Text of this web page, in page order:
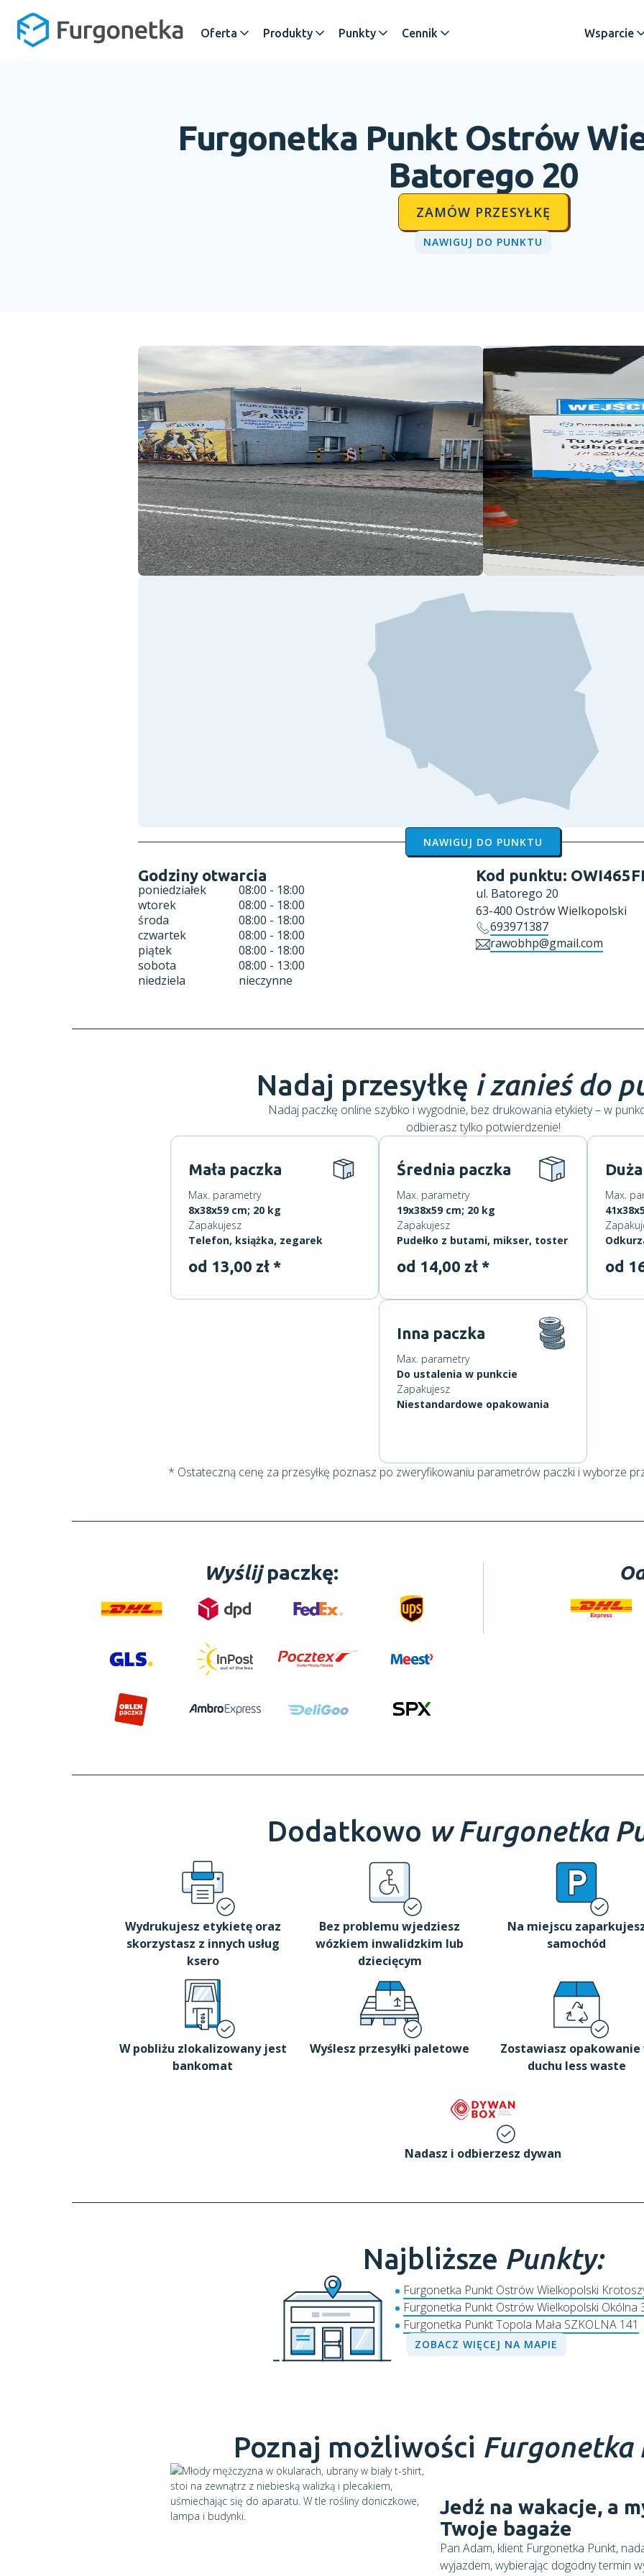
Oferta Produkty Punkty Cennik Wsparcie
Furgonetka Punkt Ostrów
Batorego 20
ZAMÓW PRZESYŁKĘ
NAWIGUJ DO PUNKTU
NAWIGUJ DO PUNKTU
Godziny otwarcia
poniedziałek
08:00 - 18:00
wtorek
08:00 - 18:00
środa
08:00 - 18:00
czwartek
08:00 - 18:00
piątek
08:00 - 18:00
sobota
08:00 - 13:00
niedziela
nieczynne
Kod punktu:
ul. Batorego 20
63-400 Ostrów Wielkopolski
693971387
rawobhp@gmail.com
Nadaj przesyłkę i zanieś do
Nadaj paczkę online szybko i wygodnie, bez drukowania etykiety – w
odbierasz tylko potwierdzenie!
Mała paczka
Max. parametry
8x38x59 cm; 20 kg
Zapakujesz
Telefon, książka, zegarek
od 13,00 zł *
Średnia paczka
Max. parametry
19x38x59 cm; 20 kg
Zapakujesz
Pudełko z butami, mikser, toster
od 14,00 zł *
Max.
od
Inna paczka
Max. parametry
Do ustalenia w punkcie
Zapakujesz
Niestandardowe opakowania
* Ostateczną cenę za przesyłkę poznasz po zweryfikowaniu parametrów paczki i wyborze
Wyślijpaczkę:
Dodatkowo w Furgonetka
Wydrukujesz etykietę oraz
skorzystasz z innych usług
ksero
Bez problemu wjedziesz
wózkiem inwalidzkim lub
dziecięcym
Na miejscu
samochód
W pobliżu zlokalizowany jest
bankomat
Wyślesz przesyłki paletowe
Zostawiasz opakowanie
duchu less waste
Nadasz i odbierzesz dywan
Najbliższe Punkty:
Furgonetka Punkt Ostrów Wielkopolski
Furgonetka Punkt Ostrów Wielkopolski Okólna
Furgonetka Punkt Topola Mała SZKOLNA 141
ZOBACZ WIĘCEJ NA MAPIE
Poznaj możliwości Furgonetka
Jedź na wakacje, a
Twoje bagaże
Pan Adam, klient Furgonetka Punkt,
wyjazdem, wybierając dogodny termin